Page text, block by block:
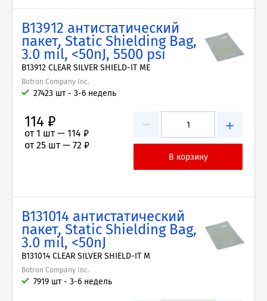
B13912 антистатический
пакет, Static Shielding Bag,
3.0 mil, <50nJ, 5500 psi
B13912 CLEAR SILVER SHIELD-IT ME
Botron Company Inc.
27423 шт - 3-6 недель
− +
114 ₽
от 1 шт — 114 ₽
от 25 шт — 72 ₽
B131014 антистатический
пакет, Static Shielding Bag,
3.0 mil, <50nJ
B131014 CLEAR SILVER SHIELD-IT M
Botron Company Inc.
7919 шт - 3-6 недель